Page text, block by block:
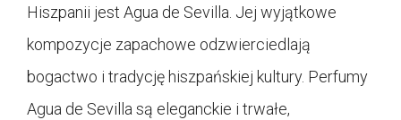
Hiszpanii jest Agua de Sevilla. Jej wyjątkowe
kompozycje zapachowe odzwierciedlają
bogactwo i tradycję hiszpańskiej kultury. Perfumy
Agua de Sevilla są eleganckie i trwałe,